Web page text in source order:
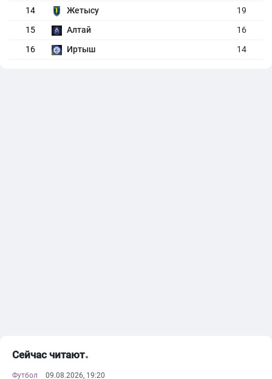
14
Жетысу
19
15
Алтай
16
16
Иртыш 14
Сейчас читают
Футбол 09.08.2026, 19:20